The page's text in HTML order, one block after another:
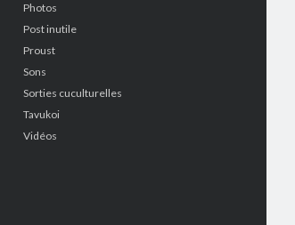
Photos
Post inutile
Proust
Sons
Sorties cuculturelles
Tavukoi
Vidéos